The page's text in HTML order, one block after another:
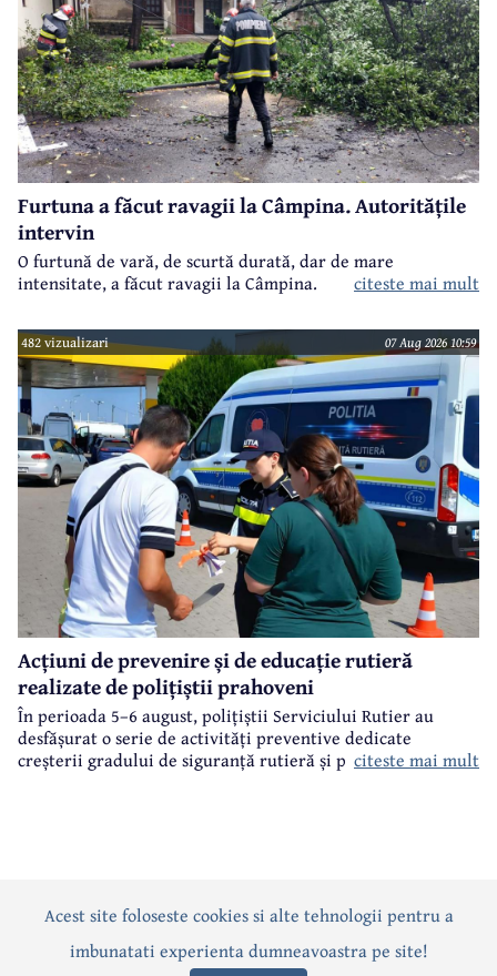
Furtuna a făcut ravagii la Câmpina. Autoritățile
intervin
O furtună de vară, de scurtă durată, dar de mare
intensitate, a făcut ravagii la Câmpina.
citeste mai mult
482 vizualizari 07 Aug 2026 10:59
Acțiuni de prevenire și de educație rutieră
realizate de polițiștii prahoveni
În perioada 5–6 august, polițiștii Serviciului Rutier au
desfășurat o serie de activități preventive dedicate
creșterii gradului de siguranță rutieră și promovării unui
citeste mai mult
ActualitatePoliticăSocialEvenimentInterviuri
Acest site foloseste cookies si alte tehnologii pentru a
imbunatati experienta dumneavoastra pe site!